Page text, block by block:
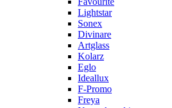
Lightstar
Sonex
Divinare
Artglass
Kolarz
Eglo
Ideallux
F-Promo
Freya